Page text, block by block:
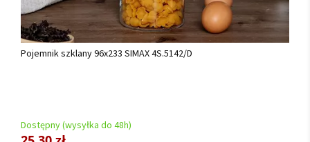
Pojemnik szklany 96x233 SIMAX 4S.5142/D
Dostępny (wysyłka do 48h)